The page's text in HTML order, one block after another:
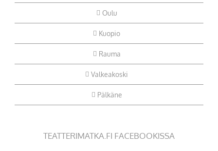
Oulu
Kuopio
Rauma
Valkeakoski
Pälkäne
TEATTERIMATKA.FI FACEBOOKISSA